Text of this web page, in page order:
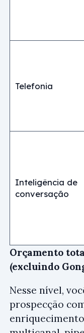
Telefonia
Inteligência de
conversação
Orçamento
(excluindo
Nesse nível,
prospecção